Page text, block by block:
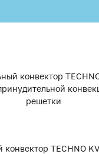
конвектор TECHNO